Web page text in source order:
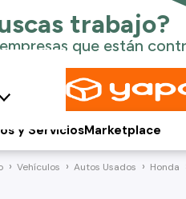
y ServiciosMarketplace
Vehículos Autos Usados Honda